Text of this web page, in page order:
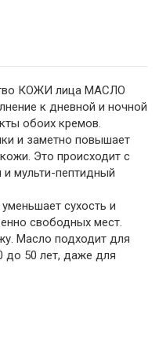
КОЖИ лица МАСЛО
к дневной и ночной
обоих кремов.
и заметно повышает
Это происходит с
мульти-пептидный
сухость и
свободных мест.
Масло подходит для
до 50 лет, даже для